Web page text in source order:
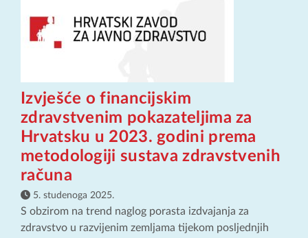
Izvješće o financijskim
zdravstvenim pokazateljima za
Hrvatsku u 2023. godini prema
metodologiji sustava zdravstvenih
računa
5. studenoga 2025.
S obzirom na trend naglog porasta izdvajanja za
zdravstvo u razvijenim zemljama tijekom posljednjih